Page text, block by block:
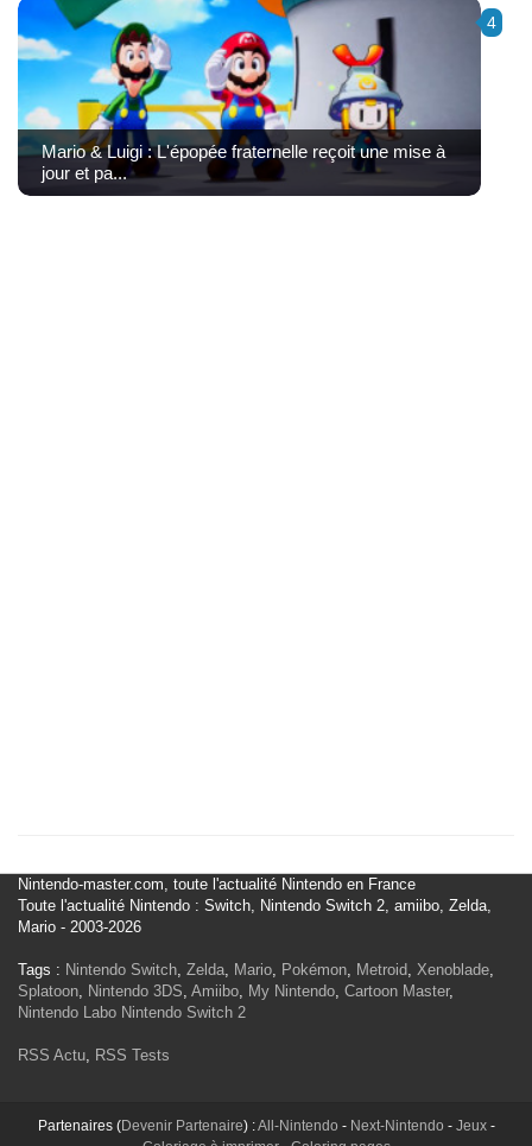
4
Mario & Luigi : L'épopée fraternelle reçoit une mise à
jour et pa...
Nintendo-master.com, toute l'actualité Nintendo en France
Toute l'actualité Nintendo : Switch, Nintendo Switch 2, amiibo, Zelda,
Mario - 2003-2026
Tags : Nintendo Switch Zelda Mario Pokémon Metroid Xenoblade
Splatoon Nintendo 3DS Amiibo My Nintendo Cartoon Master,
Nintendo Labo Nintendo Switch 2
RSS Actu RSS Tests
Partenaires (Devenir Partenaire) :All-Nintendo - Next-Nintendo - Jeux-